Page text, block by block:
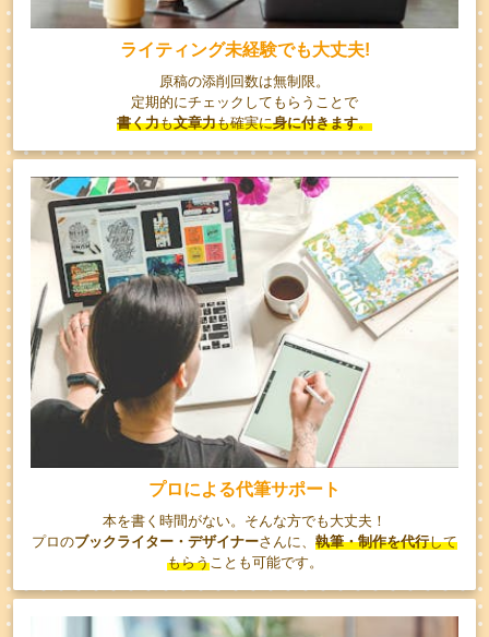
ライティング未経験でも大丈夫!
原稿の添削回数は無制限。
定期的にチェックしてもらうことで
書く力も文章力も確実に身に付きます。
プロによる代筆サポート
本を書く時間がない。そんな方でも大丈夫！
プロのブックライター・デザイナーさんに、 執筆・制作を代行して
もらうことも可能です。